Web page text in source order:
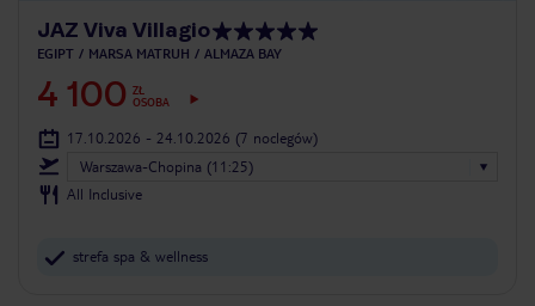
JAZ Viva Villagio
EGIPT MARSA MATRUH ALMAZA BAY
4 100 ZŁ
OSOBA
17.10.2026 - 24.10.2026 (7 noclegów)
Warszawa-Chopina (11:25)
All Inclusive
strefa spa & wellness